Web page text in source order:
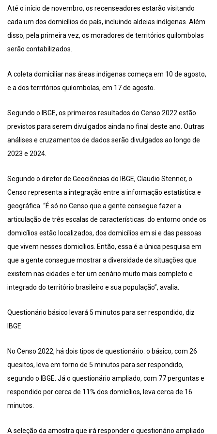
Até o início de novembro, os recenseadores estarão visitando
cada um dos domicílios do país, incluindo aldeias indígenas. Além
disso, pela primeira vez, os moradores de territórios quilombolas
serão contabilizados.
A coleta domiciliar nas áreas indígenas começa em 10 de agosto,
e a dos territórios quilombolas, em 17 de agosto.
Segundo o IBGE, os primeiros resultados do Censo 2022 estão
previstos para serem divulgados ainda no final deste ano. Outras
análises e cruzamentos de dados serão divulgados ao longo de
2023 e 2024.
Segundo o diretor de Geociências do IBGE, Claudio Stenner, o
Censo representa a integração entre a informação estatística e
geográfica. “É só no Censo que a gente consegue fazer a
articulação de três escalas de características: do entorno onde os
domicílios estão localizados, dos domicílios em si e das pessoas
que vivem nesses domicílios. Então, essa é a única pesquisa em
que a gente consegue mostrar a diversidade de situações que
existem nas cidades e ter um cenário muito mais completo e
integrado do território brasileiro e sua população”, avalia.
Questionário básico levará 5 minutos para ser respondido, diz
IBGE
No Censo 2022, há dois tipos de questionário: o básico, com 26
quesitos, leva em torno de 5 minutos para ser respondido,
segundo o IBGE. Já o questionário ampliado, com 77 perguntas e
respondido por cerca de 11% dos domicílios, leva cerca de 16
minutos.
A seleção da amostra que irá responder o questionário ampliado